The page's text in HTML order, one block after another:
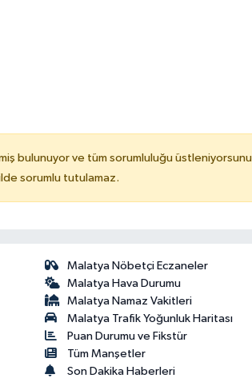
bulunuyor ve tüm sorumluluğu
sorumlu tutulamaz.
Malatya Nöbetçi Eczaneler
Malatya Hava Durumu
Malatya Namaz Vakitleri
Malatya Trafik Yoğunluk Haritası
Puan Durumu ve Fikstür
Tüm Manşetler
Son Dakika Haberleri